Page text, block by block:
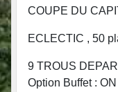
COUPE DU
ECLECTIC , 50
9 TROUS
Option Buffet :